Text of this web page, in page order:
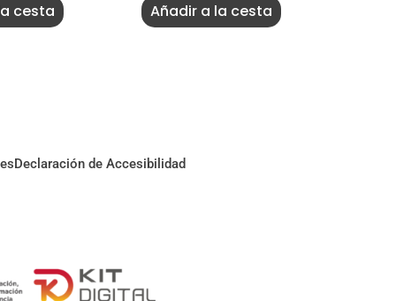
cesta
Añadir a la cesta
Declaración de Accesibilidad